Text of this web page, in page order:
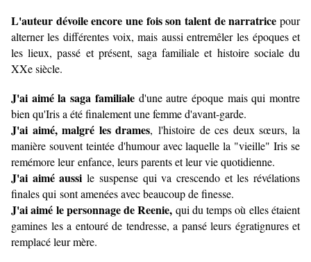
L'auteur dévoile encore une fois son talent de narratrice pour
alterner les différentes voix, mais aussi entremêler les époques et
les lieux, passé et présent, saga familiale et histoire sociale du
XXe siècle.
J'ai aimé la saga familiale d'une autre époque mais qui montre
bien qu'Iris a été finalement une femme d'avant-garde.
J'ai aimé, malgré les drames, l'histoire de ces deux sœurs, la
manière souvent teintée d'humour avec laquelle la "vieille" Iris se
remémore leur enfance, leurs parents et leur vie quotidienne.
J'ai aimé aussile suspense qui va crescendo et les révélations
finales qui sont amenées avec beaucoup de finesse.
J'ai aimé le personnage de Reenie, qui du temps où elles étaient
gamines les a entouré de tendresse, a pansé leurs égratignures et
remplacé leur mère.